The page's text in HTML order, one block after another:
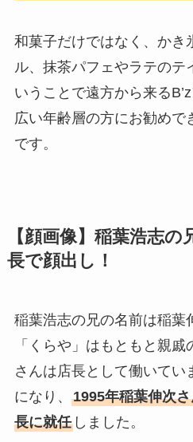
和菓子だけではなく、かき
ル、抹茶パフェやラテのテ
いうことで遠方から来る
広い年齢層の方にお勧めで
です。
【顔画像】稲葉浩志
長で顔出し！
稲葉浩志の兄の名前は稲葉
「くらや」はもともと親
さんは店長として働いてい
になり、 1995年稲葉伸次
長に就任しました。